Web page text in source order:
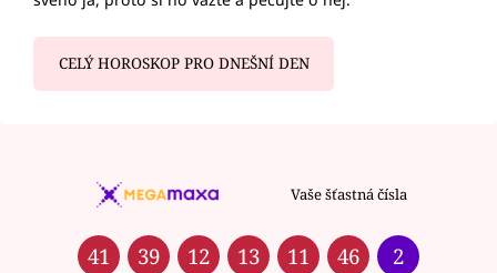
CELÝ HOROSKOP PRO DNEŠNÍ DEN
Vaše šťastná čísla
41 39 12 13 11 46 2